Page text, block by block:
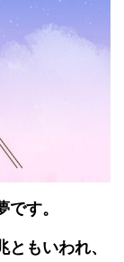
す。
もいわれ、